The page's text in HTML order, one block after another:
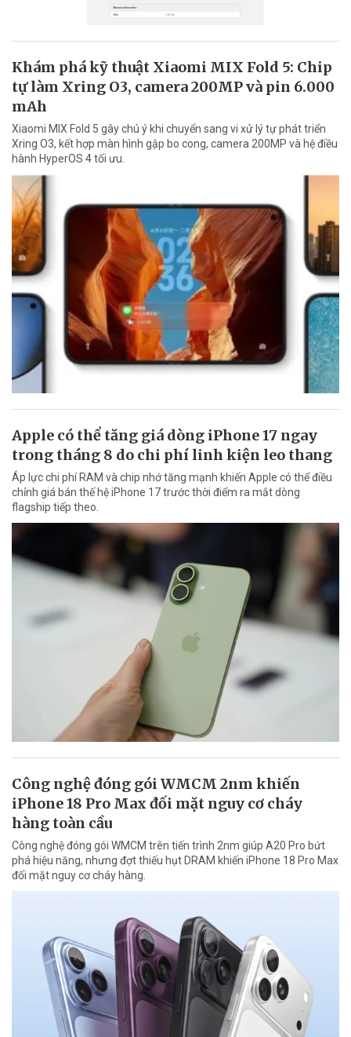
Khám phá kỹ thuật Xiaomi MIX Fold 5: Chip
tự làm Xring O3, camera 200MP và pin 6.000
mAh
Xiaomi MIX Fold 5 gây chú ý khi chuyển sang vi xử lý tự phát triển
Xring O3, kết hợp màn hình gập bo cong, camera 200MP và hệ điều
hành HyperOS 4 tối ưu.
Apple có thể tăng giá dòng iPhone 17 ngay
trong tháng 8 do chi phí linh kiện leo thang
Áp lực chi phí RAM và chip nhớ tăng mạnh khiến Apple có thể điều
chỉnh giá bán thế hệ iPhone 17 trước thời điểm ra mắt dòng
flagship tiếp theo.
Công nghệ đóng gói WMCM 2nm khiến
iPhone 18 Pro Max đối mặt nguy cơ cháy
hàng toàn cầu
Công nghệ đóng gói WMCM trên tiến trình 2nm giúp A20 Pro bứt
phá hiệu năng, nhưng đợt thiếu hụt DRAM khiến iPhone 18 Pro Max
đối mặt nguy cơ cháy hàng.